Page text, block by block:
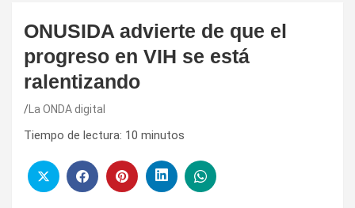
ONUSIDA advierte de que el
progreso en VIH se está
ralentizando
La ONDA digital
Tiempo de lectura: 10 minutos